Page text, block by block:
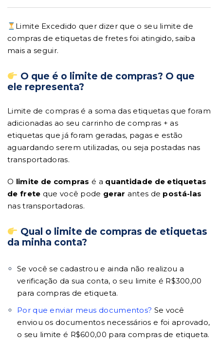
Limite Excedido quer dizer que o seu limite de
compras de etiquetas de fretes foi atingido, saiba
mais a seguir.
O que é o limite de compras? O que
ele representa?
Limite de compras é a soma das etiquetas que foram
adicionadas ao seu carrinho de compras + as
etiquetas que já foram geradas, pagas e estão
aguardando serem utilizadas, ou seja postadas nas
transportadoras.
O limite de compras é a quantidade de etiquetas
de frete que você pode gerar antes de postá-las
nas transportadoras.
Qual o limite de compras de etiquetas
da minha conta?
Se você se cadastrou e ainda não realizou a
verificação da sua conta, o seu limite é R$300,00
para compras de etiqueta.
Por que enviar meus documentos? Se você
enviou os documentos necessários e foi aprovado,
o seu limite é R$600,00 para compras de etiqueta.